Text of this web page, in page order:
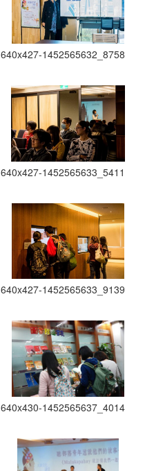
640x427-1452565632_8758
640x427-1452565633_5411
640x427-1452565633_9139
640x430-1452565637_4014